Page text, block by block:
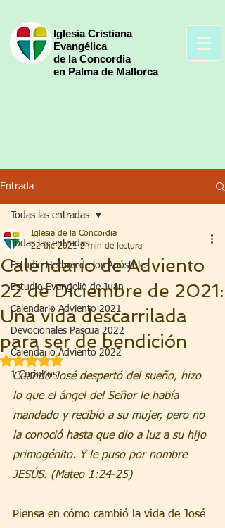
Iglesia Cristiana
Evangélica
de la Concordia
en Palma de Mallorca
Entrada
Todas las entradas
Estudio Hechos de los Apóstoles
Estudio Evangelio de Juan
Calendario Adviento 2021
Devocionales Pascua 2022
Calendario Adviento 2022
1 Corintios
Todas las entradas
Calendario de Adviento
22 de Diciembre de 2021:
Una vida descarrilada
para ser de bendición
Iglesia de la Concordia
22 dic 2021 2 min de lectura
Obtuvo NaN de 5 estrellas.
Cuando José despertó del sueño, hizo
lo que el ángel del Señor le había
mandado y recibió a su mujer, pero no
la conoció hasta que dio a luz a su hijo
primogénito. Y le puso por nombre
JESÚS. (Mateo 1:24-25)
Piensa en cómo cambió la vida de José